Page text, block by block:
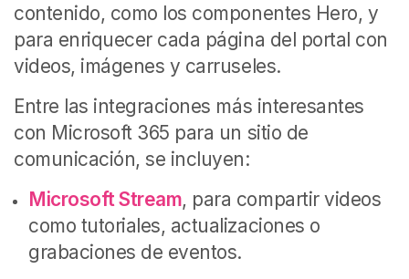
contenido, como los componentes Hero, y
para enriquecer cada página del portal con
videos, imágenes y carruseles.
Entre las integraciones más interesantes
con Microsoft 365 para un sitio de
comunicación, se incluyen:
Microsoft Stream, para compartir videos
como tutoriales, actualizaciones o
grabaciones de eventos.